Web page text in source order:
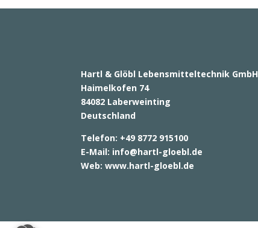
Hartl & Glöbl Lebensmitteltechnik GmbH
Haimelkofen 74
84082 Laberweinting
Deutschland
Telefon: +49 8772 915100
E-Mail: info@hartl-gloebl.de
Web:www.hartl-gloebl.de